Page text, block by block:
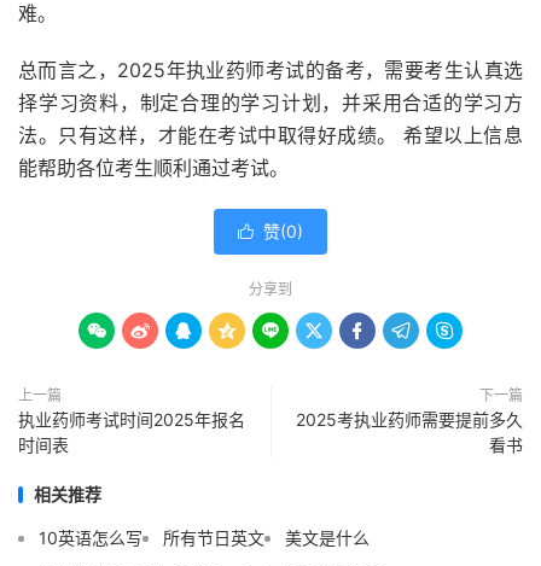
难。
总而言之，2025年执业药师考试的备考，需要考生认真选
择学习资料，制定合理的学习计划，并采用合适的学习方
法。只有这样，才能在考试中取得好成绩。 希望以上信息
能帮助各位考生顺利通过考试。
 赞(0)
分享到
        
上一篇
执业药师考试时间2025年报名
时间表
下一篇
2025考执业药师需要提前多久
看书
相关推荐
10英语怎么写 所有节日英文
美文是什么